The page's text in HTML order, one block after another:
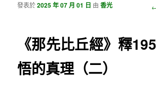
《那先比丘經》釋
悟的真理（二）
發表於2025 年 07 月 01 日 由香光